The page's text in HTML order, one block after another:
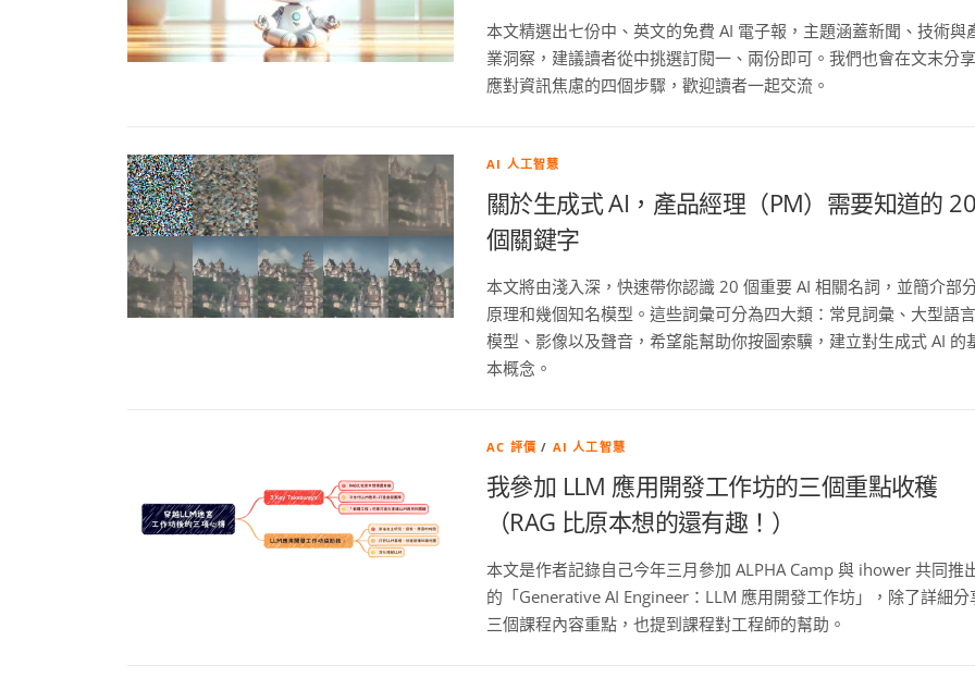
本文精選出七份中、英文的免費 AI 電子報，主題涵蓋新聞、技術與
業洞察，建議讀者從中挑選訂閱一、兩份即可。我們也會在文末分享
應對資訊焦慮的四個步驟，歡迎讀者一起交流。
AI 人工智慧
關於生成式 AI，產品經理（PM）需要知道的 20
個關鍵字
本文將由淺入深，快速帶你認識 20 個重要 AI 相關名詞，並簡介部
原理和幾個知名模型。這些詞彙可分為四大類：常見詞彙、大型語言
模型、影像以及聲音，希望能幫助你按圖索驥，建立對生成式 AI 的
本概念。
AC 評價 / AI 人工智慧
我參加 LLM 應用開發工作坊的三個重點收穫
（RAG 比原本想的還有趣！）
本文是作者記錄自己今年三月參加 ALPHA Camp 與 ihower 共同推
的「Generative AI Engineer：LLM 應用開發工作坊」，除了詳細分
三個課程內容重點，也提到課程對工程師的幫助。